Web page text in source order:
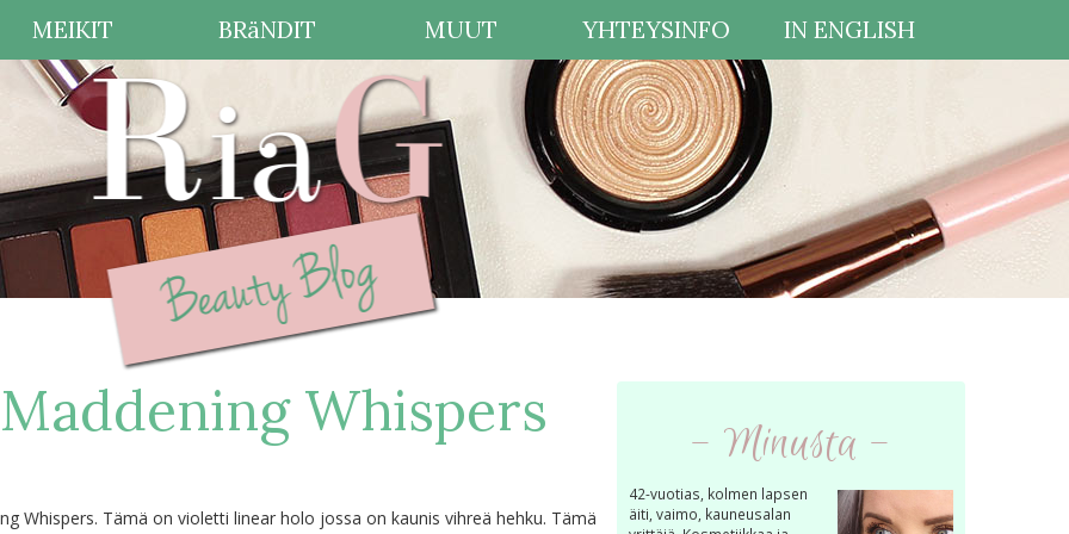
MEIKIT BRäNDIT MUUT YHTEYSINFO IN ENGLISH
Whispers
Whispers. Tämä on violetti linear holo jossa on kaunis vihreä hehku. Tämä
- Minusta -
42-vuotias, kolmen lapsen
äiti, vaimo, kauneusalan